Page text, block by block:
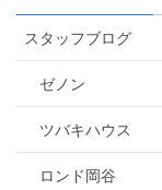
スタッフブログ
ゼノン
ツバキハウス
ロンド岡谷